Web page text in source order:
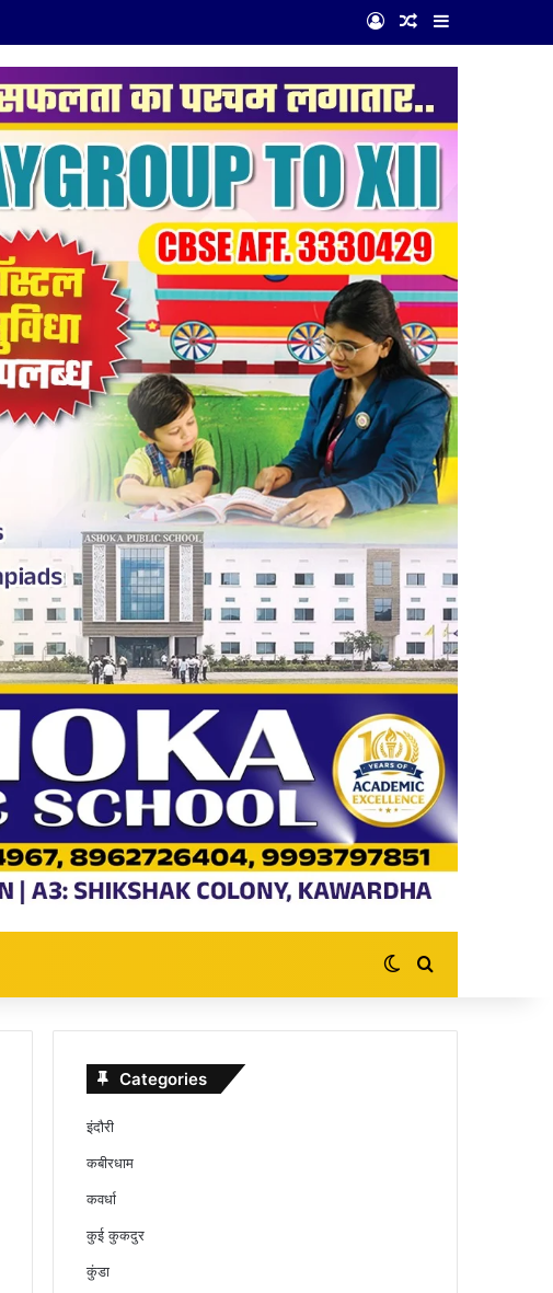
Log InRandom Article
Sidebar
Switch skin
Search for
Categories
इंदौरी
कबीरधाम
कवर्धा
कुई कुकदुर
कुंडा